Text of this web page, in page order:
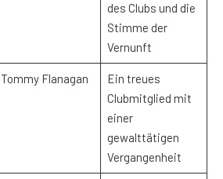
des Clubs und die
Stimme der
Vernunft
Tommy Flanagan
Ein treues
Clubmitglied mit
einer
gewalttätigen
Vergangenheit